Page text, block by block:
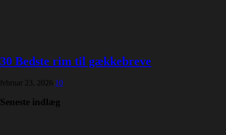
30 Bedste rim til gækkebreve
februar 23, 2026 10
Seneste indlæg